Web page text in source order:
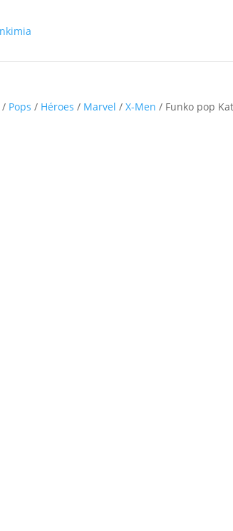
/ Pops / Héroes / Marvel /X-Men / Funko pop